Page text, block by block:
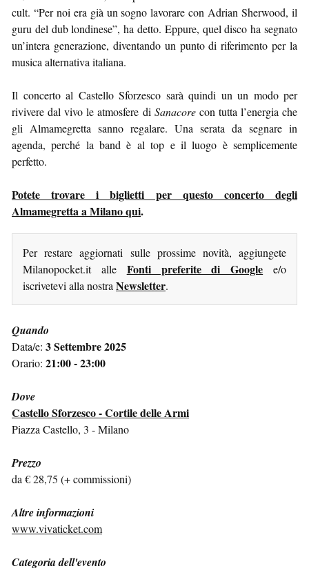
cult. “Per noi era già un sogno lavorare con Adrian Sherwood, il
guru del dub londinese”, ha detto. Eppure, quel disco ha segnato
un’intera generazione, diventando un punto di riferimento per la
musica alternativa italiana.
Il concerto al Castello Sforzesco sarà quindi un un modo per
rivivere dal vivo le atmosfere di Sanacorecon tutta l’energia che
gli Almamegretta sanno regalare. Una serata da segnare in
agenda, perché la band è al top e il luogo è semplicemente
perfetto.
Potete trovare i biglietti per questo concerto degli
Almamegretta a Milano qui.
Per restare aggiornati sulle prossime novità, aggiungete
Milanopocket.it alle Fonti preferite di Google e/o
iscrivetevi alla nostra Newsletter.
Quando
Data/e: 3 Settembre 2025
Orario: 21:00 - 23:00
Dove
Castello Sforzesco - Cortile delle Armi
Piazza Castello, 3 - Milano
Prezzo
da € 28,75 (+ commissioni)
Altre informazioni
www.vivaticket.com
Categoria dell'evento